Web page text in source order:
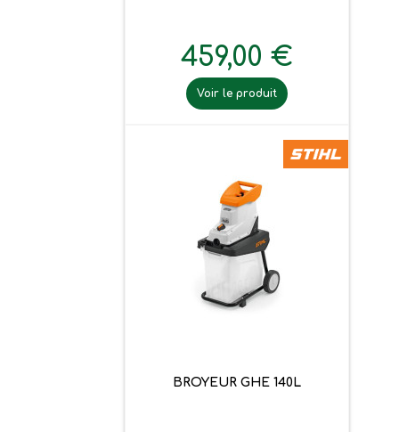
459,00 €
Voir le produit
BROYEUR GHE 140L